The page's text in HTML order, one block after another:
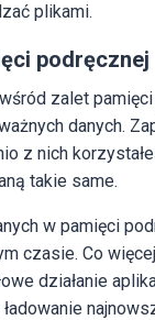
plikami.
podręcznej
zalet
danych.
z nich
takie same.
w pamięci
czasie. Co
działanie